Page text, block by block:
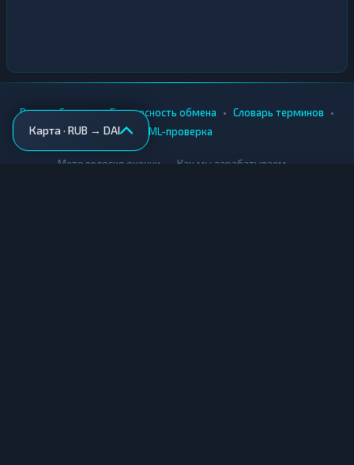
Карта · RUB → DAI
Вики • Города • Безопасность обмена • Словарь терминов •
AML-проверка
Методология оценки Как мы зарабатываем